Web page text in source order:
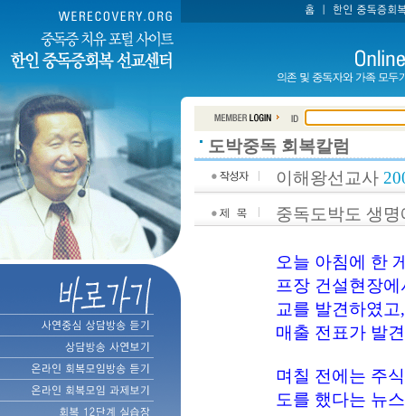
도박중독 회복칼럼
이해왕선교사
중독도박도 생명
오늘 아침에 한
프장 건설현장
교를 발견하였
매출 전표가 발
며칠 전에는 주
도를 했다는 뉴